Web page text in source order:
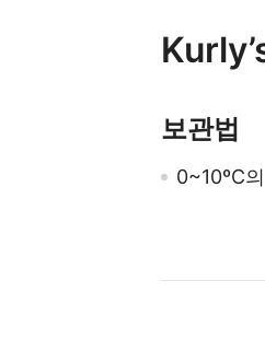
보관법
0~10ºC